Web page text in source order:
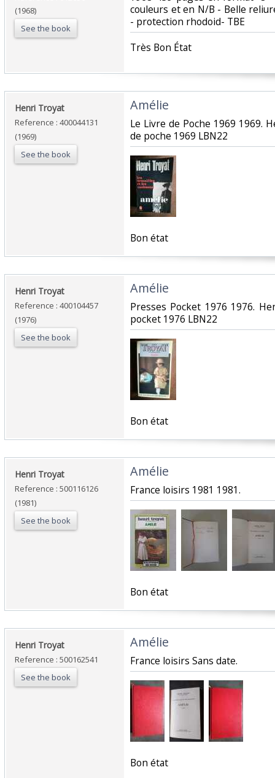
(1968)
See the book
couleurs et en N/B - Belle
- protection rhodoid- TBE ‎
‎Très Bon État ‎
‎Henri Troyat‎
Reference : 400044131
(1969)
See the book
‎Amélie‎
‎Le Livre de Poche 1969 1969.
de poche 1969 LBN22‎
‎Bon état‎
‎Henri Troyat‎
Reference : 400104457
(1976)
See the book
‎Amélie‎
‎Presses Pocket 1976 1976.
pocket 1976 LBN22‎
‎Bon état‎
‎Henri Troyat‎
Reference : 500116126
(1981)
See the book
‎Amélie‎
‎France loisirs 1981 1981.‎
‎Bon état‎
‎Henri Troyat‎
Reference : 500162541
See the book
‎Amélie‎
‎France loisirs Sans date.‎
‎Bon état‎